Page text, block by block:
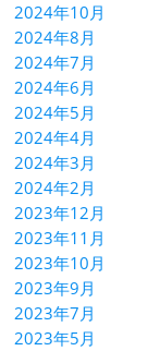
2024年10月
2024年8月
2024年7月
2024年6月
2024年5月
2024年4月
2024年3月
2024年2月
2023年12月
2023年11月
2023年10月
2023年9月
2023年7月
2023年5月